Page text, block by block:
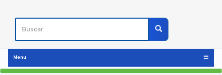
Buscar
Buscar
Menu